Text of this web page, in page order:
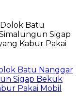
Batu Nanggar
Sigap Bekuk
Pakai Mobil